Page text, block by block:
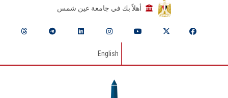
أهلاً بك في جامعة عين شمس
English